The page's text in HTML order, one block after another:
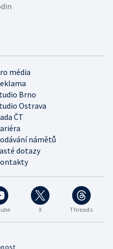
X Threads
média
Brno
Ostrava
ČT
námětů
dotazy